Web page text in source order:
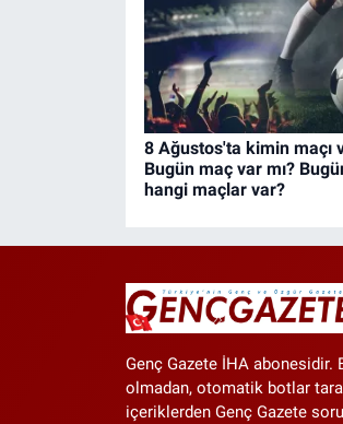
8 Ağustos'ta kimin maçı
Bugün maç var mı?
hangi maçlar var?
Genç Gazete İHA abonesidir.
olmadan, otomatik botlar
içeriklerden Genç Gazete